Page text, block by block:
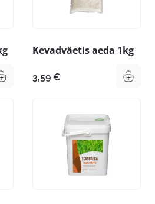
Kevadväetis aeda 1kg
3,59 €